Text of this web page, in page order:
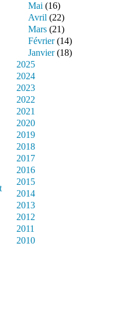
Mai (16)
Avril (22)
Mars (21)
Février(14)
Janvier(18)
2025
2024
2023
2022
2021
2020
2019
2018
2017
2016
2015
2014
2013
2012
2011
2010